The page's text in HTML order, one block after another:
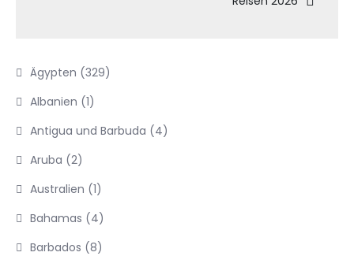
Ägypten (329)
Albanien (1)
Antigua und Barbuda (4)
Aruba (2)
Australien (1)
Bahamas (4)
Barbados (8)